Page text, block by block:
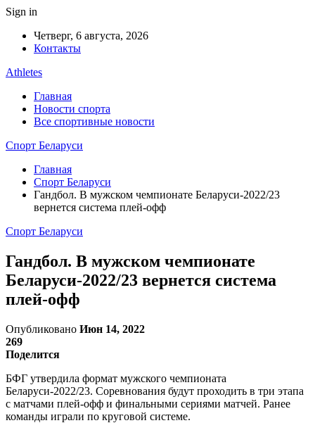
Sign in
Четверг, 6 августа, 2026
Контакты
Athletes
Главная
Новости спорта
Все спортивные новости
Спорт Беларуси
Главная
Спорт Беларуси
Гандбол. В мужском чемпионате Беларуси-2022/23
вернется система плей-офф
Спорт Беларуси
Гандбол. В мужском чемпионате
Беларуси-2022/23 вернется система
плей-офф
Опубликовано Июн 14, 2022
269
Поделится
БФГ утвердила формат мужского чемпионата
Беларуси-2022/23. Соревнования будут проходить в три этапа
с матчами плей-офф и финальными сериями матчей. Ранее
команды играли по круговой системе.